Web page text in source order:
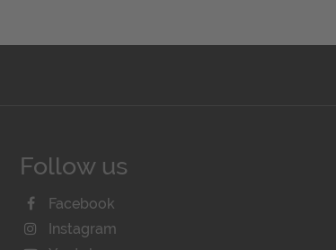
Follow us
Facebook
Instagram